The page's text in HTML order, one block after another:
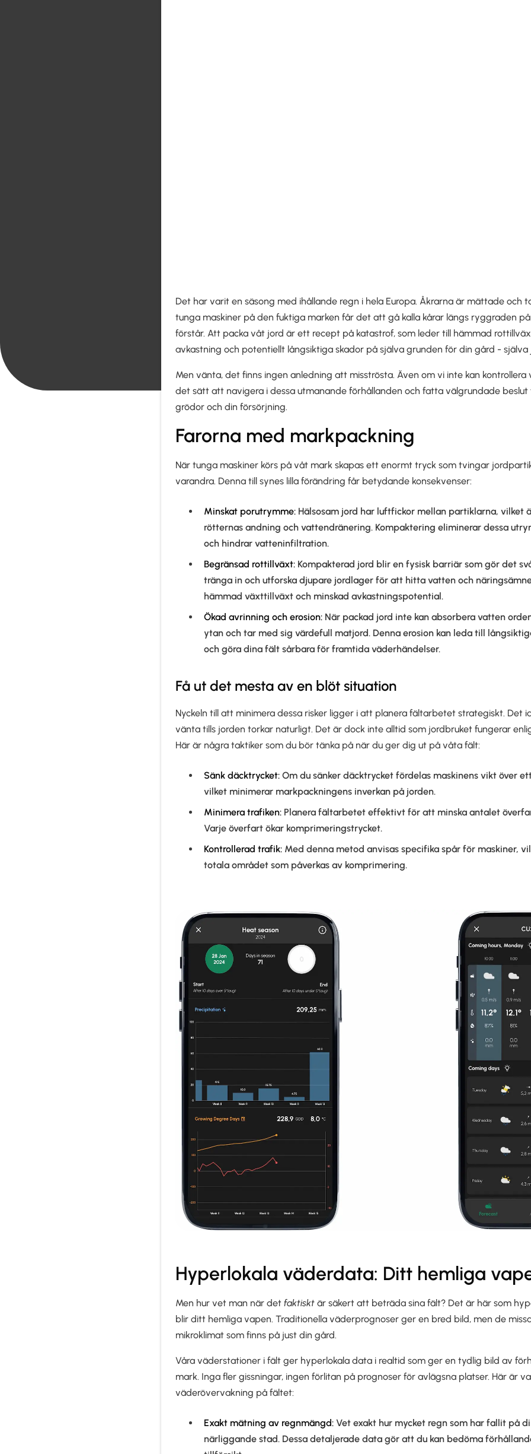
Det har varit en säsong med ihållande regn i hela Europa. Åkrarna är mättade och
tunga maskiner på den fuktiga marken får det att gå kalla kårar längs ryggraden på
förstår. Att packa våt jord är ett recept på katastrof, som leder till hämmad
avkastning och potentiellt långsiktiga skador på själva grunden för din gård - själva
Men vänta, det finns ingen anledning att misströsta. Även om vi inte kan kontrollera
det sätt att navigera i dessa utmanande förhållanden och fatta välgrundade
grödor och din försörjning.
Farorna med markpackning
När tunga maskiner körs på våt mark skapas ett enormt tryck som tvingar
varandra. Denna till synes lilla förändring får betydande konsekvenser:
Minskat porutrymme: Hälsosam jord har luftfickor mellan partiklarna, vilket
rötternas andning och vattendränering. Kompaktering eliminerar dessa
och hindrar vatteninfiltration.
Begränsad rottillväxt: Kompakterad jord blir en fysisk barriär som gör det
tränga in och utforska djupare jordlager för att hitta vatten och
hämmad växttillväxt och minskad avkastningspotential.
Ökad avrinning och erosion: När packad jord inte kan absorbera vatten
ytan och tar med sig värdefull matjord. Denna erosion kan leda till
och göra dina fält sårbara för framtida väderhändelser.
Få ut det mesta av en blöt situation
Nyckeln till att minimera dessa risker ligger i att planera fältarbetet strategiskt. Det
vänta tills jorden torkar naturligt. Det är dock inte alltid som jordbruket fungerar
Här är några taktiker som du bör tänka på när du ger dig ut på våta fält:
Sänk däcktrycket: Om du sänker däcktrycket fördelas maskinens vikt över
vilket minimerar markpackningens inverkan på jorden.
Minimera trafiken: Planera fältarbetet effektivt för att minska antalet
Varje överfart ökar komprimeringstrycket.
Kontrollerad trafik: Med denna metod anvisas specifika spår för maskiner,
totala området som påverkas av komprimering.
Hyperlokala väderdata: Ditt hemliga
Men hur vet man när det faktiskt är säkert att beträda sina fält? Det är här som
blir ditt hemliga vapen. Traditionella väderprognoser ger en bred bild, men de
mikroklimat som finns på just din gård.
Våra väderstationer i fält ger hyperlokala data i realtid som ger en tydlig bild av
mark. Inga fler gissningar, ingen förlitan på prognoser för avlägsna platser. Här är
väderövervakning på fältet:
Exakt mätning av regnmängd: Vet exakt hur mycket regn som har fallit på
närliggande stad. Dessa detaljerade data gör att du kan bedöma